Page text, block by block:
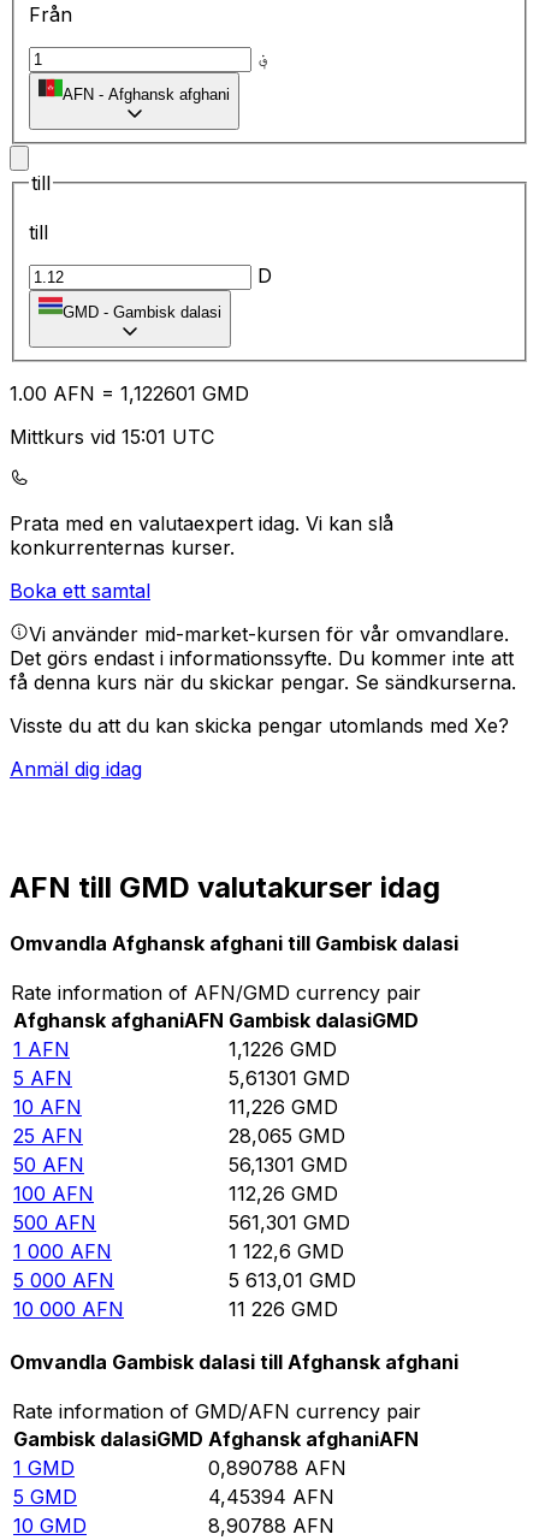
Från
؋
AFN - Afghansk afghani
till
till
D
GMD - Gambisk dalasi
1.00 AFN = 1,122601 GMD
Mittkurs vid 15:01 UTC
Prata med en valutaexpert idag. Vi kan slå
konkurrenternas kurser.
Boka ett samtal
Vi använder mid-market-kursen för vår omvandlare.
Det görs endast i informationssyfte. Du kommer inte att
få denna kurs när du skickar pengar. Se sändkurserna.
Visste du att du kan skicka pengar utomlands med Xe?
Anmäl dig idag
AFN till GMD valutakurser idag
Omvandla Afghansk afghani till Gambisk dalasi
Rate information of AFN/GMD currency pair
Afghansk afghaniAFN Gambisk dalasiGMD
1 AFN 1,1226 GMD
5 AFN 5,61301 GMD
10 AFN 11,226 GMD
25 AFN 28,065 GMD
50 AFN 56,1301 GMD
100 AFN 112,26 GMD
500 AFN 561,301 GMD
1 000 AFN 1 122,6 GMD
5 000 AFN 5 613,01 GMD
10 000 AFN 11 226 GMD
Omvandla Gambisk dalasi till Afghansk afghani
Rate information of GMD/AFN currency pair
Gambisk dalasiGMD Afghansk afghaniAFN
1 GMD 0,890788 AFN
5 GMD 4,45394 AFN
10 GMD 8,90788 AFN